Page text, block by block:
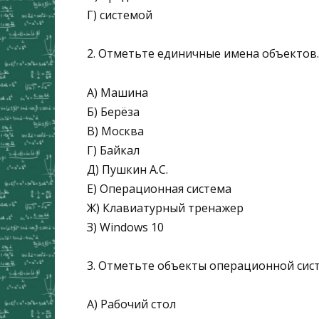
Г) системой
2. Отметьте единичные имена объектов.
А) Машина
Б) Берёза
В) Москва
Г) Байкал
Д) Пушкин А.С.
Е) Операционная система
Ж) Клавиатурный тренажер
З) Windows 10
3. Отметьте объекты операционной
А) Рабочий стол